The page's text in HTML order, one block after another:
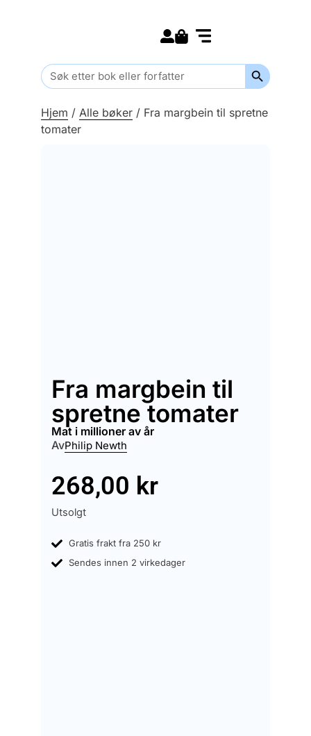
Search
for:
Search
Hjem / Alle bøker / Fra margbein til spretne
tomater
Fra margbein til
spretne tomater
mat i millioner av år
AvPhilip Newth
268,00 kr
Utsolgt
Gratis frakt fra 250 kr
Sendes innen 2 virkedager